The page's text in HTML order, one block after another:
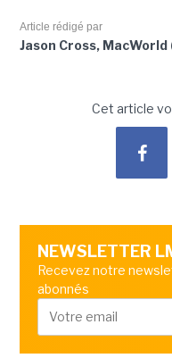
Article rédigé par
Jason Cross,
Cet article
NEWSLETTER
Recevez notre
abonnés